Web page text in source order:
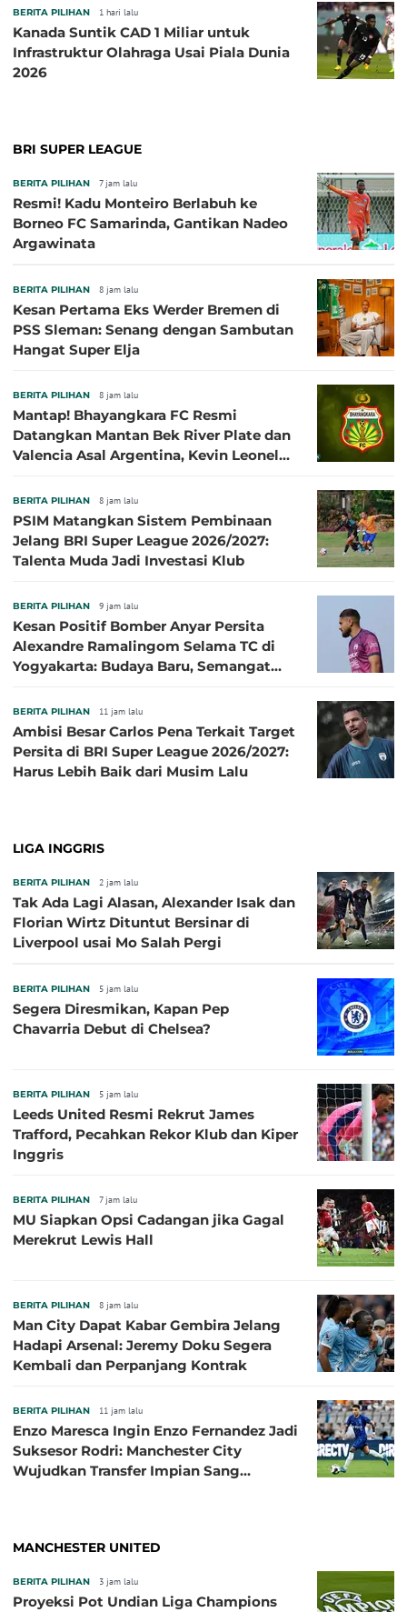
BERITA PILIHAN 1 hari lalu
Kanada Suntik CAD 1 Miliar untuk
Infrastruktur Olahraga Usai Piala Dunia
2026
BRI SUPER LEAGUE
BERITA PILIHAN 7 jam lalu
Resmi! Kadu Monteiro Berlabuh ke
Borneo FC Samarinda, Gantikan Nadeo
Argawinata
BERITA PILIHAN 8 jam lalu
Kesan Pertama Eks Werder Bremen di
PSS Sleman: Senang dengan Sambutan
Hangat Super Elja
BERITA PILIHAN 8 jam lalu
Mantap! Bhayangkara FC Resmi
Datangkan Mantan Bek River Plate dan
Valencia Asal Argentina, Kevin Leonel
BERITA PILIHAN 8 jam lalu
PSIM Matangkan Sistem Pembinaan
Jelang BRI Super League 2026/2027:
Talenta Muda Jadi Investasi Klub
BERITA PILIHAN 9 jam lalu
Kesan Positif Bomber Anyar Persita
Alexandre Ramalingom Selama TC di
Yogyakarta: Budaya Baru, Semangat
BERITA PILIHAN 11 jam lalu
Ambisi Besar Carlos Pena Terkait Target
Persita di BRI Super League 2026/2027:
Harus Lebih Baik dari Musim Lalu
LIGA INGGRIS
BERITA PILIHAN 2 jam lalu
Tak Ada Lagi Alasan, Alexander Isak dan
Florian Wirtz Dituntut Bersinar di
Liverpool usai Mo Salah Pergi
BERITA PILIHAN 5 jam lalu
Segera Diresmikan, Kapan Pep
Chavarria Debut di Chelsea?
BERITA PILIHAN 5 jam lalu
Leeds United Resmi Rekrut James
Trafford, Pecahkan Rekor Klub dan Kiper
Inggris
BERITA PILIHAN 7 jam lalu
MU Siapkan Opsi Cadangan jika Gagal
Merekrut Lewis Hall
BERITA PILIHAN 8 jam lalu
Man City Dapat Kabar Gembira Jelang
Hadapi Arsenal: Jeremy Doku Segera
Kembali dan Perpanjang Kontrak
BERITA PILIHAN 11 jam lalu
Enzo Maresca Ingin Enzo Fernandez Jadi
Suksesor Rodri: Manchester City
Wujudkan Transfer Impian Sang
MANCHESTER UNITED
BERITA PILIHAN 3 jam lalu
Proyeksi Pot Undian Liga Champions